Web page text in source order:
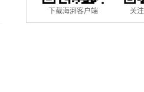
下载海湃客户端 关